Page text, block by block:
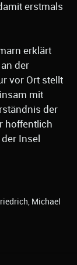
erstmals
erklärt
der
vor Ort stellt
mit
der
hoffentlich
Insel
Michael